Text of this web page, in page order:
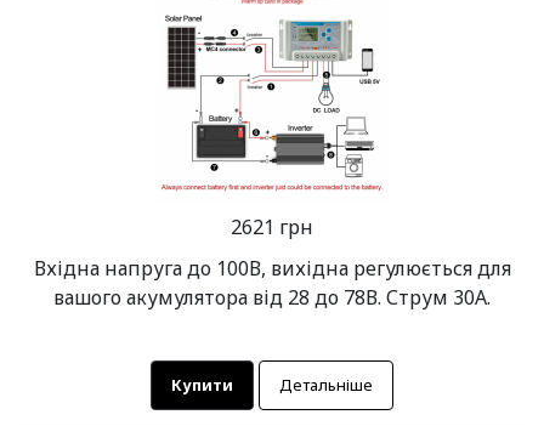
2621 грн
Вхідна напруга до 100В, вихідна регулюється для
вашого акумулятора від 28 до 78В. Струм 30А.
Купити Детальніше